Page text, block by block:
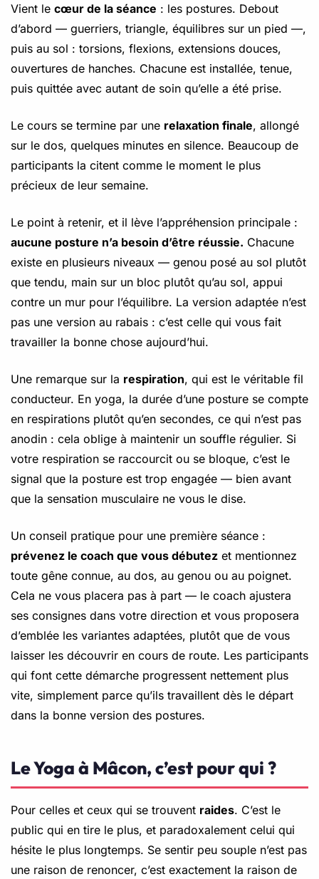
Vient le cœur de la séance : les postures. Debout
d’abord — guerriers, triangle, équilibres sur un pied —,
puis au sol : torsions, flexions, extensions douces,
ouvertures de hanches. Chacune est installée, tenue,
puis quittée avec autant de soin qu’elle a été prise.
Le cours se termine par une relaxation finale, allongé
sur le dos, quelques minutes en silence. Beaucoup de
participants la citent comme le moment le plus
précieux de leur semaine.
Le point à retenir, et il lève l’appréhension principale :
aucune posture n’a besoin d’être réussie. Chacune
existe en plusieurs niveaux — genou posé au sol plutôt
que tendu, main sur un bloc plutôt qu’au sol, appui
contre un mur pour l’équilibre. La version adaptée n’est
pas une version au rabais : c’est celle qui vous fait
travailler la bonne chose aujourd’hui.
Une remarque sur la respiration, qui est le véritable fil
conducteur. En yoga, la durée d’une posture se compte
en respirations plutôt qu’en secondes, ce qui n’est pas
anodin : cela oblige à maintenir un souffle régulier. Si
votre respiration se raccourcit ou se bloque, c’est le
signal que la posture est trop engagée — bien avant
que la sensation musculaire ne vous le dise.
Un conseil pratique pour une première séance :
prévenez le coach que vous débutez et mentionnez
toute gêne connue, au dos, au genou ou au poignet.
Cela ne vous placera pas à part — le coach ajustera
ses consignes dans votre direction et vous proposera
d’emblée les variantes adaptées, plutôt que de vous
laisser les découvrir en cours de route. Les participants
qui font cette démarche progressent nettement plus
vite, simplement parce qu’ils travaillent dès le départ
dans la bonne version des postures.
Le Yoga à Mâcon, c’est pour qui ?
Pour celles et ceux qui se trouvent raides. C’est le
public qui en tire le plus, et paradoxalement celui qui
hésite le plus longtemps. Se sentir peu souple n’est pas
une raison de renoncer, c’est exactement la raison de